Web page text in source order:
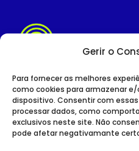
Gerir o
Para fornecer as melhores
como cookies para armazenar
dispositivo. Consentir com
processar dados, como
exclusivos neste site. Não
pode afetar negativamante
SITE INSTITUCIONAL
POLÍTICA DE PRIVACIDADE